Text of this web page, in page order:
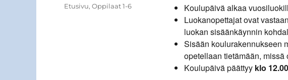
Koulupäivä alkaa
Luokanopettajat ovat
luokan sisäänkäynnin
Sisään koulurakennukseen
opetellaan tietämään,
Koulupäivä päättyy klo 12.00
Kategoriat
Etusivu, Oppilaat 1-6